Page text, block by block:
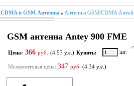
CDMA и GSM Антенны Антенны GSM/CDMA Антей
GSM антенна Antey 900 FME
Цена: 366 руб. (4.57 у.е.) Купить: шт.
Мелкооптовая цена: 347 руб. (4.34 у.е.)